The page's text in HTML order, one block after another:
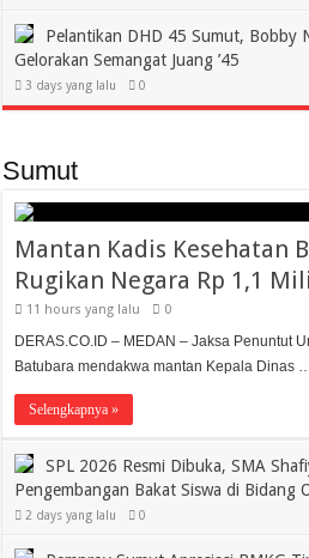
Pelantikan DHD 45 Sumut, Bobby
Gelorakan Semangat Juang ’45
3 days yang lalu 0
Sumut
Mantan Kadis Kesehatan
Rugikan Negara Rp 1,1
11 hours yang lalu 0
DERAS.CO.ID – MEDAN – Jaksa Penuntut
Batubara mendakwa mantan Kepala Dinas
Selengkapnya »
SPL 2026 Resmi Dibuka, SMA
Pengembangan Bakat Siswa di Bidang
2 days yang lalu 0